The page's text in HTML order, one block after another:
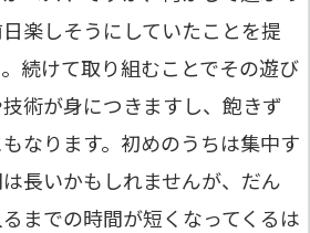
楽しそうにしていたことを提
続けて取り組むことでその遊び
術が身につきますし、飽きず
なります。初めのうちは集中す
長いかもしれませんが、だん
までの時間が短くなってくるは